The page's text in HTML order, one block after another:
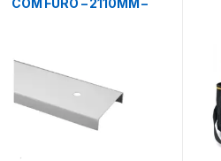
COM FURO – 2110MM –